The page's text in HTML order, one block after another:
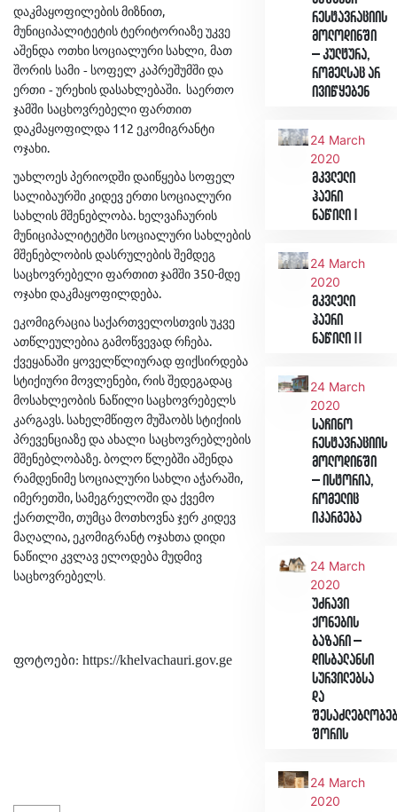
დაკმაყოფილების მიზნით
მუნიციპალიტეტის ტერიტორიაზე უკვე
აშენდა ოთხი სოციალური სახლი, მათ
შორის სამი - სოფელ კაპრეშუმში და
ერთი - ურეხის დასახლებაში საერთო
ჯამში საცხოვრებელი ფართით
დაკმაყოფილდა 112 ეკომიგრანტი
ოჯახი
უახლოეს პერიოდში დაიწყება სოფელ
სალიბაურში კიდევ ერთი სოციალური
სახლის მშენებლობა ხელვაჩაურის
მუნიციპალიტეტში სოციალური სახლების
მშენებლობის დასრულების შემდეგ
საცხოვრებელი ფართით ჯამში 350-მდე
ოჯახი დაკმაყოფილდება
ეკომიგრაცია საქართველოსთვის უკვე
ათწლეულებია გამოწვევად რჩება
ქვეყანაში ყოველწლიურად ფიქსირდება
სტიქიური მოვლენები რის შედეგადაც
მოსახლეობის ნაწილი საცხოვრებელს
კარგავს სახელმწიფო მუშაობს სტიქიის
პრევენციაზე და ახალი საცხოვრებლების
მშენებლობაზე ბოლო წლებში აშენდა
რამდენიმე სოციალური სახლი აჭარაში
იმერეთში სამეგრელოში და ქვემო
ქართლში თუმცა მოთხოვნა ჯერ კიდევ
მაღალია ეკომიგრანტ ოჯახთა დიდი
ნაწილი კვლავ ელოდება მუდმივ
საცხოვრებელს.
ფოტოები: https://khelvachauri.gov.ge
რესტავრაციის
მოლოდინში
– კულტურა,
რომელსაც არ
ივიწყებენ
24 March
2020
მკვლელი
ჰაერი
ნაწილი I
24 March
2020
მკვლელი
ჰაერი
ნაწილი II
24 March
2020
საჩინო
რესტავრაციის
მოლოდინში
– ისტორია,
რომელიც
იკარგება
24 March
2020
უძრავი
ქონების
ბაზარი –
დისბალანსი
სურვილებსა
და
შორის
24 March
2020